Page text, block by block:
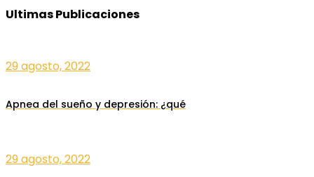
Ultimas Publicaciones
29 agosto, 2022
Apnea del sueño y depresión: ¿qué
29 agosto, 2022